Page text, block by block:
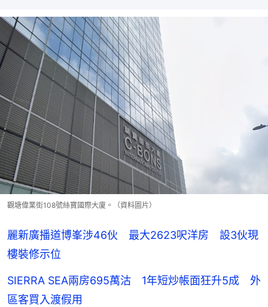
觀塘偉業街108號絲寶國際大廈。（資料圖片）
麗新廣播道博峯涉46伙 最大2623呎洋房 設3伙現
樓裝修示位
SIERRA SEA兩房695萬沽 1年短炒帳面狂升5成 外
區客買入渡假用